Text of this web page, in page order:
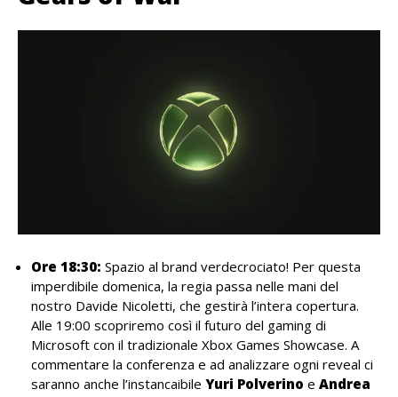
Ore 18:30: Spazio al brand verdecrociato! Per questa
imperdibile domenica, la regia passa nelle mani del
nostro Davide Nicoletti, che gestirà l’intera copertura.
Alle 19:00 scopriremo così il futuro del gaming di
Microsoft con il tradizionale Xbox Games Showcase. A
commentare la conferenza e ad analizzare ogni reveal ci
saranno anche l’instancaibile Yuri Polverino e Andrea